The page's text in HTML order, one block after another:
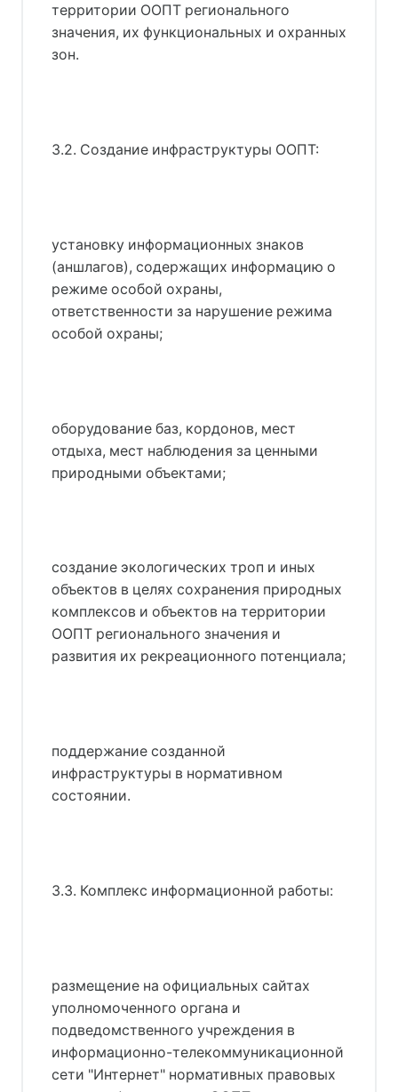
территории ООПТ регионального
значения, их функциональных и охранных
зон.
3.2. Создание инфраструктуры ООПТ:
установку информационных знаков
(аншлагов), содержащих информацию о
режиме особой охраны,
ответственности за нарушение режима
особой охраны;
оборудование баз, кордонов, мест
отдыха, мест наблюдения за ценными
природными объектами;
создание экологических троп и иных
объектов в целях сохранения природных
комплексов и объектов на территории
ООПТ регионального значения и
развития их рекреационного потенциала;
поддержание созданной
инфраструктуры в нормативном
состоянии.
3.3. Комплекс информационной работы:
размещение на официальных сайтах
уполномоченного органа и
подведомственного учреждения в
информационно-телекоммуникационной
сети "Интернет" нормативных правовых